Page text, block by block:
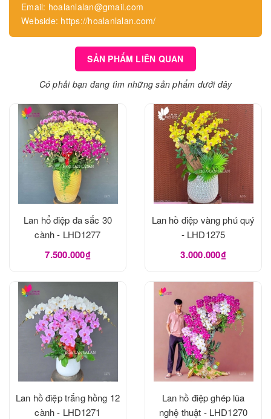
Email: hoalanlalan@gmail.com
Webside: https://hoalanlalan.com/
SẢN PHẨM LIÊN QUAN
Có phải bạn đang tìm những sản phẩm dưới đây
Lan hổ điệp đa sắc 30
cành - LHD1277
7.500.000₫
Lan hồ điệp vàng phú quý
- LHD1275
3.000.000₫
Lan hồ điệp trắng hồng 12
cành - LHD1271
Lan hồ điệp ghép lũa
nghệ thuật - LHD1270